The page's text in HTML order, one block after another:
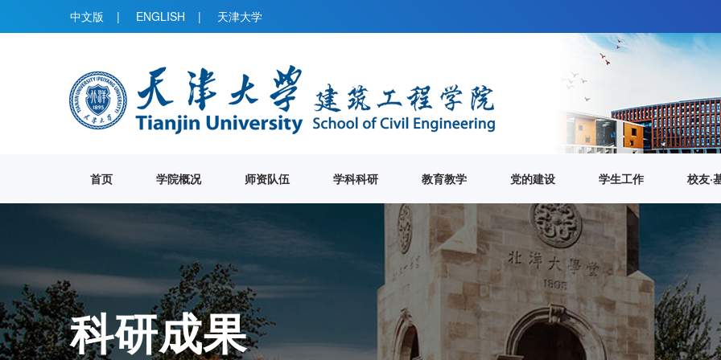
中文版 | ENGLISH | 天津大学
首页 学院概况 师资队伍 学科科研 教育教学 党的建设 学生工作 校友·
科研成果